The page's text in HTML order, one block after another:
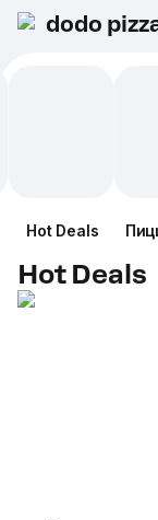
dodo
Hot Deals
Hot Deals